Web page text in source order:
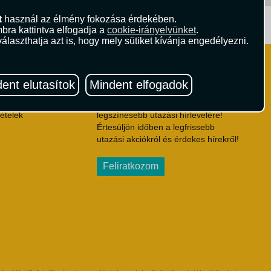
használ az élmény fokozása érdekében.
kattintva elfogadja a cookie-irányelvünket.
azt is, hogy mely sütiket kívánja engedélyezni.
elutasítok Mindent elfogadok
Vista Magazin
Feltételek
Feltételek
Hírlevél
legszínesebb utazási hírlevelére!
Értesüljön időben a legfrissebb
utazási akciókról és érdekes hírekről!
Feliratkozom